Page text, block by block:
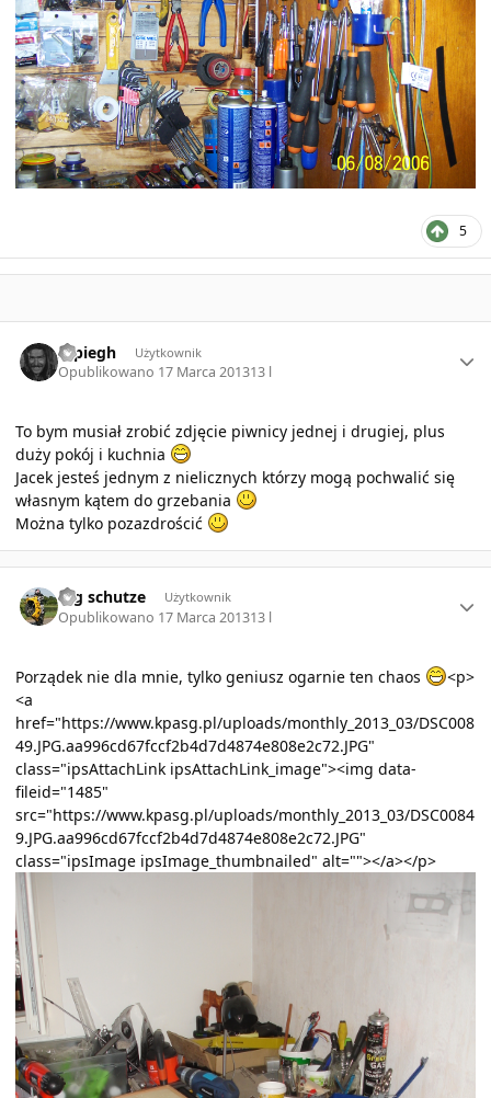
5
szpiegh Użytkownik
Opublikowano 17 Marca 201313 l
To bym musiał zrobić zdjęcie piwnicy jednej i drugiej, plus
duży pokój i kuchnia
Jacek jesteś jednym z nielicznych którzy mogą pochwalić się
własnym kątem do grzebania
Można tylko pozazdrościć
mg schutze Użytkownik
Opublikowano 17 Marca 201313 l
Porządek nie dla mnie, tylko geniusz ogarnie ten chaos
<p>
<a
href="https://www.kpasg.pl/uploads/monthly_2013_03/DSC008
49.JPG.aa996cd67fccf2b4d7d4874e808e2c72.JPG"
class="ipsAttachLink ipsAttachLink_image"><img data-
fileid="1485"
src="https://www.kpasg.pl/uploads/monthly_2013_03/DSC0084
9.JPG.aa996cd67fccf2b4d7d4874e808e2c72.JPG"
class="ipsImage ipsImage_thumbnailed" alt=""></a></p>